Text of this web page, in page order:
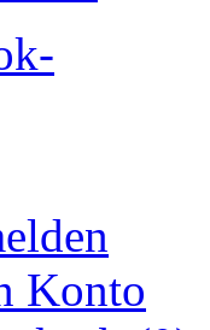
Konto